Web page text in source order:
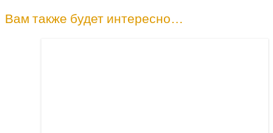
Вам также будет интересно…